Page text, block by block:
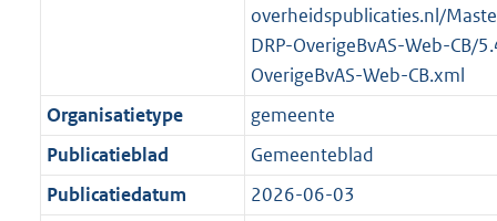
overheidspublicaties.nl/
DRP-OverigeBvAS-Web-CB/
OverigeBvAS-Web-CB.xml
Organisatietype
gemeente
Publicatieblad
Gemeenteblad
Publicatiedatum
2026-06-03